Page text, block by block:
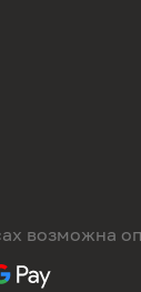
возможна